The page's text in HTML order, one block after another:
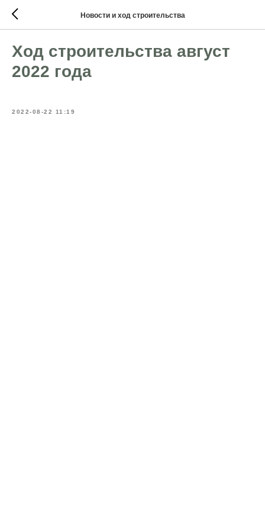
Новости и ход строительства
Ход строительства август
2022 года
2022-08-22 11:19